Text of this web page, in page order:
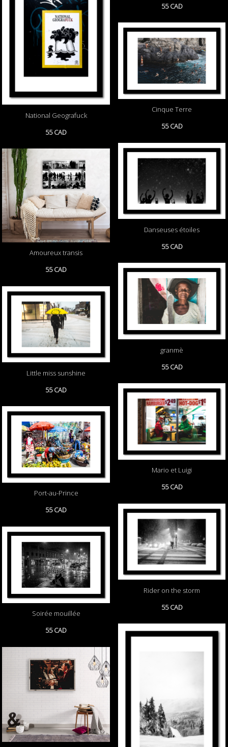
55 CAD
National Geografuck
55 CAD
Cinque Terre
55 CAD
Danseuses étoiles
55 CAD
Amoureux transis
55 CAD
granmè
55 CAD
Little miss sunshine
55 CAD
Mario et Luigi
55 CAD
Port-au-Prince
55 CAD
Rider on the storm
55 CAD
Soirée mouillée
55 CAD